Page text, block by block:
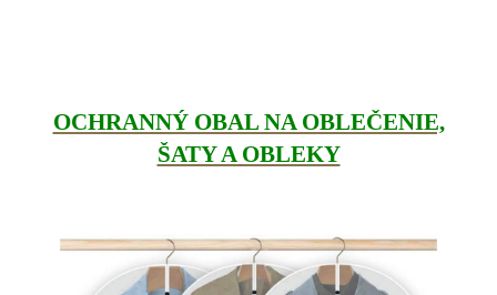
OCHRANNÝ OBAL NA OBLEČENIE,
ŠATY A OBLEKY